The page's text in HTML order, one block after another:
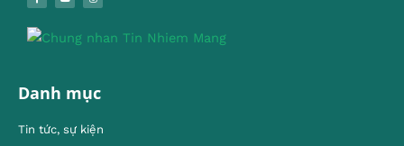
Danh mục
Tin tức, sự kiện